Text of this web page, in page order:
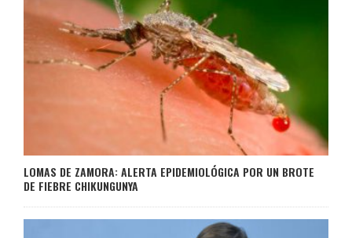
LOMAS DE ZAMORA: ALERTA EPIDEMIOLÓGICA POR UN BROTE
DE FIEBRE CHIKUNGUNYA